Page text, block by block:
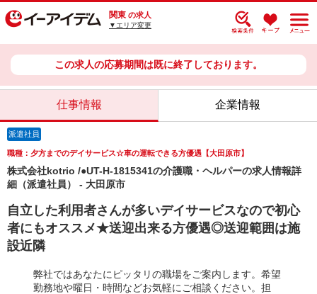
関東 の求人
▼エリア変更
この求人の応募期間は既に終了しております。
仕事情報 企業情報
派遣社員
職種：夕方までのデイサービス☆車の運転できる方優遇【大田原市】
株式会社kotrio /●UT-H-1815341の介護職・ヘルパーの求人情報詳
細（派遣社員） - 大田原市
自立した利用者さんが多いデイサービスなので初心
者にもオススメ★送迎出来る方優遇◎送迎範囲は施
設近隣
弊社ではあなたにピッタリの職場をご案内します。希望
勤務地や曜日・時間などお気軽にご相談ください。担